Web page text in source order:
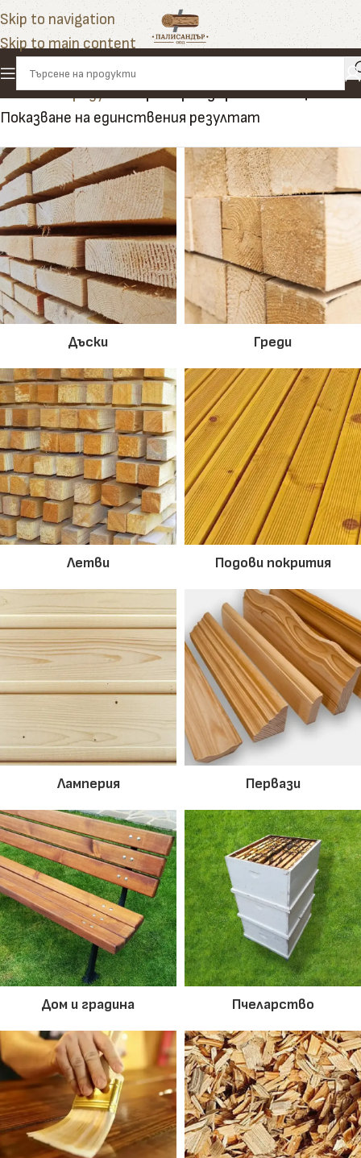
Skip to navigation
Skip to main content
Начало»Продукти»релефна дървена облицовка
Показване на единствения резултат
Дъски Греди
Летви Подови покрития
Ламперия Первази
Дом и градина Пчеларство